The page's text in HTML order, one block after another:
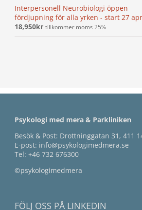
Interpersonell Neurobiologi öppen
fördjupning för alla yrken - start 27
18,950kr tillkommer moms 25%
Psykologi med mera & Parkliniken
Besök & Post: Drottninggatan 31, 411
E-post: info@psykologimedmera.se
Tel: +46 732 676300
©psykologimedmera
FÖLJ OSS PÅ LINKEDIN